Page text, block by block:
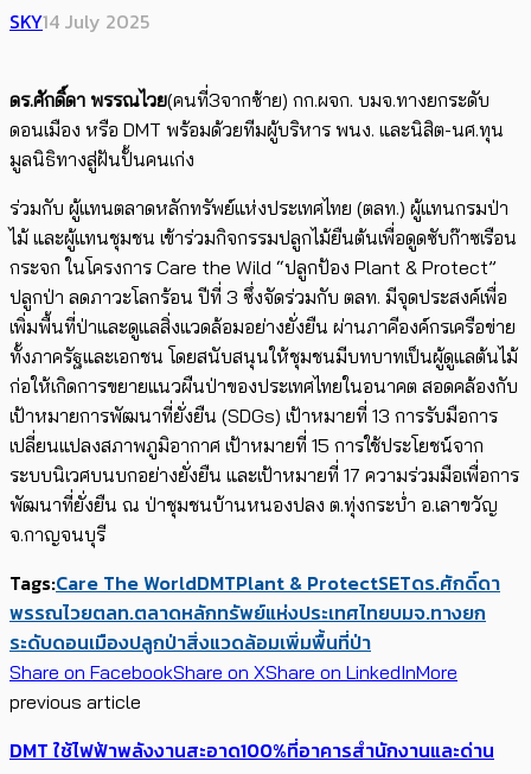
SKY14 July 2025
ดร.ศักดิ์ดา พรรณไวย(คนที่3จากซ้าย) กก.ผจก. บมจ.ทางยกระดับ
ดอนเมือง หรือ DMT พร้อมด้วยทีมผู้บริหาร พนง. และนิสิต-นศ.ทุน
มูลนิธิทางสู่ฝันปั้นคนเก่ง
ร่วมกับ ผู้แทนตลาดหลักทรัพย์แห่งประเทศไทย (ตลท.) ผู้แทนกรมป่า
ไม้ และผู้แทนชุมชน เข้าร่วมกิจกรรมปลูกไม้ยืนต้นเพื่อดูดซับก๊าซเรือน
กระจก ในโครงการ Care the Wild “ปลูกป้อง Plant & Protect”
ปลูกป่า ลดภาวะโลกร้อน ปีที่ 3 ซึ่งจัดร่วมกับ ตลท. มีจุดประสงค์เพื่อ
เพิ่มพื้นที่ป่าและดูแลสิ่งแวดล้อมอย่างยั่งยืน ผ่านภาคีองค์กรเครือข่าย
ทั้งภาครัฐและเอกชน โดยสนับสนุนให้ชุมชนมีบทบาทเป็นผู้ดูแลต้นไม้
ก่อให้เกิดการขยายแนวผืนป่าของประเทศไทยในอนาคต สอดคล้องกับ
เป้าหมายการพัฒนาที่ยั่งยืน (SDGs) เป้าหมายที่ 13 การรับมือการ
เปลี่ยนแปลงสภาพภูมิอากาศ เป้าหมายที่ 15 การใช้ประโยชน์จาก
ระบบนิเวศบนบกอย่างยั่งยืน และเป้าหมายที่ 17 ความร่วมมือเพื่อการ
พัฒนาที่ยั่งยืน ณ ป่าชุมชนบ้านหนองปลง ต.ทุ่งกระบ่ำ อ.เลาขวัญ
จ.กาญจนบุรี
Tags:Care The WorldDMTPlant & ProtectSETดร.ศักดิ์ดา
พรรณไวยตลท.ตลาดหลักทรัพย์แห่งประเทศไทยบมจ.ทางยก
ระดับดอนเมืองปลูกป่าสิ่งแวดล้อมเพิ่มพื้นที่ป่า
Share on FacebookShare on XShare on LinkedInMore
previous article
DMT ใช้ไฟฟ้าพลังงานสะอาด100%ที่อาคารสำนักงานและด่าน